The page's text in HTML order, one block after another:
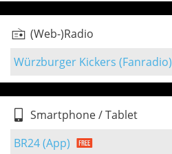
(Web-)Radio
Würzburger Kickers (Fanradio)
Smartphone / Tablet
BR24 (App)